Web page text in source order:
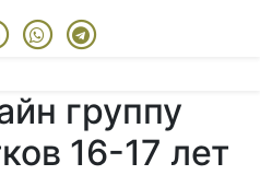
группу
16-17 лет